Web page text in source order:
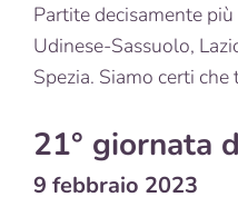
Partite decisamente
Udinese-Sassuolo,
Spezia. Siamo certi che
21° giornata
9 febbraio 2023